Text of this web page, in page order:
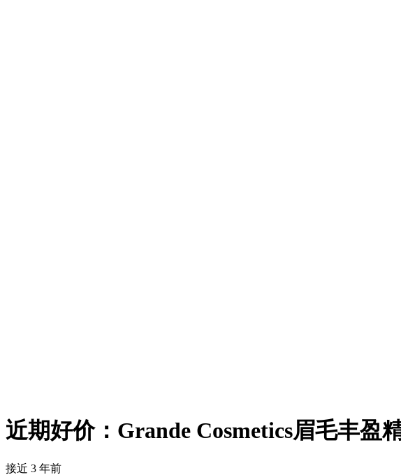
近期好价：Grande Cosmetics眉毛丰盈
接近 3 年前